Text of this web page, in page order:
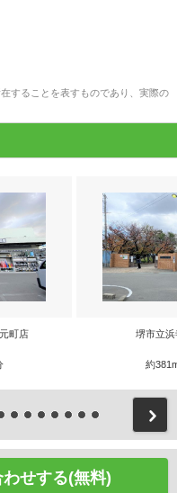
することを表すものであり、実際の
町店 堺市立
約
せする(無料)